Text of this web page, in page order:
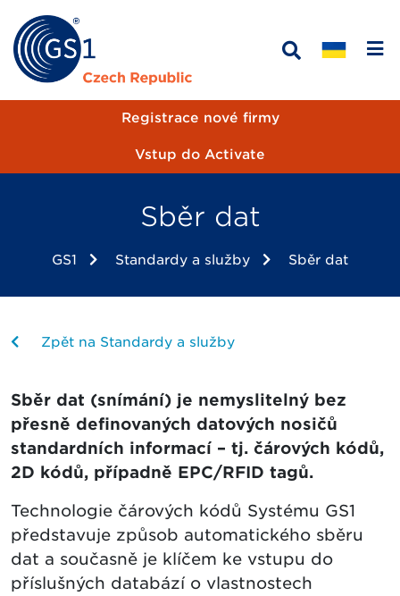
Registrace nové firmy
Vstup do Activate
Sběr dat
GS1 Standardy a služby Sběr dat
Zpět na Standardy a služby
Sběr dat (snímání) je nemyslitelný bez
přesně definovaných datových nosičů
standardních informací – tj. čárových kódů,
2D kódů, případně EPC/RFID tagů.
Technologie čárových kódů Systému GS1
představuje způsob automatického sběru
dat a současně je klíčem ke vstupu do
příslušných databází o vlastnostech